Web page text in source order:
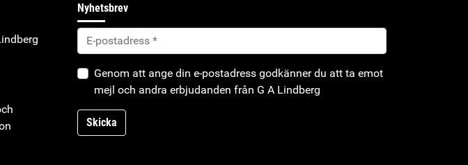
Nyhetsbrev
Genom att ange din e-postadress godkänner du att ta emot
mejl och andra erbjudanden från G A Lindberg
Skicka